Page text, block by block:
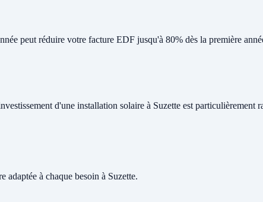
peut réduire votre facture EDF jusqu'à 80% dès la première
d'une installation solaire à Suzette est particulièrement
à chaque besoin à Suzette.